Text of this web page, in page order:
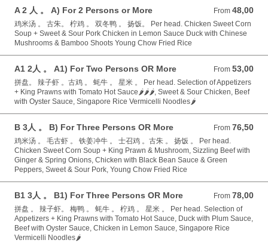
A 2 人 。 A) For 2 Persons or More From 48,00
From 48,00 GBP
鸡米汤 。 古朱。 柠鸡 。 双冬鸭 。 扬饭。 Per head. Chicken Sweet Corn
Soup + Sweet & Sour Pork Chicken in Lemon Sauce Duck with Chinese
Mushrooms & Bamboo Shoots Young Chow Fried Rice
A1 2人 。 A1) For Two Persons OR More From 53,00
From 53,00 GBP
拼盘。 辣子虾 。古鸡 。 蚝牛 。 星米 。 Per head. Selection of Appetizers
+ King Prawns with Tomato Hot Sauce🌶️🌶️🌶️, Sweet & Sour Chicken, Beef
with Oyster Sauce, Singapore Rice Vermicelli Noodles🌶️
B 3人 。 B) For Three Persons OR More From 76,50
From 76,50 GBP
鸡米汤 。 毛古虾 。 铁姜冲牛 。 士召鸡 。古朱 。 扬饭 。 Per head.
Chicken Sweet Corn Soup + King Prawn & Mushroom, Sizzling Beef with
Ginger & Spring Onions, Chicken with Black Bean Sauce & Green
Peppers, Sweet & Sour Pork, Young Chow Fried Rice
B1 3人 。 B1) For Three Persons OR More From 78,00
From 78,00 GBP
拼盘 。 辣子虾。 梅鸭 。 蚝牛 。 柠鸡 。 星米 。 Per head. Selection of
Appetizers + King Prawns with Tomato Hot Sauce, Duck with Plum Sauce,
Beef with Oyster Sauce, Chicken in Lemon Sauce, Singapore Rice
Vermicelli Noodles🌶️